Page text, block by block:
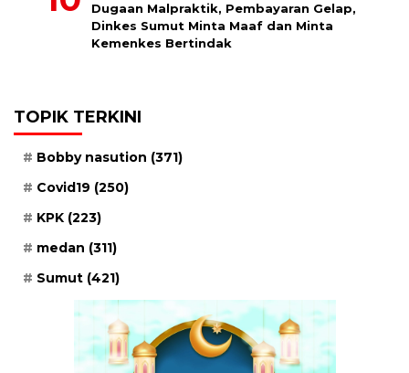
Dugaan Malpraktik, Pembayaran Gelap,
Dinkes Sumut Minta Maaf dan Minta
Kemenkes Bertindak
TOPIK TERKINI
Bobby nasution (371)
Covid19 (250)
KPK (223)
medan (311)
Sumut (421)